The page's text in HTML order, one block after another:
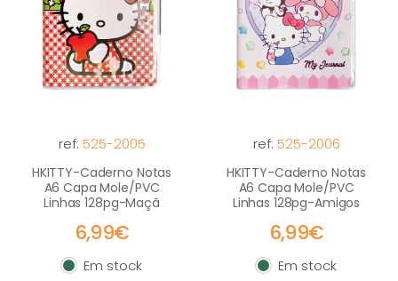
ref: 525-2005
HKITTY-Caderno Notas
A6 Capa Mole/PVC
Linhas 128pg-Maçã
6,99€
Em stock
Em stock
ref: 525-2006
HKITTY-Caderno Notas
A6 Capa Mole/PVC
Linhas 128pg-Amigos
6,99€
Em stock
Em stock